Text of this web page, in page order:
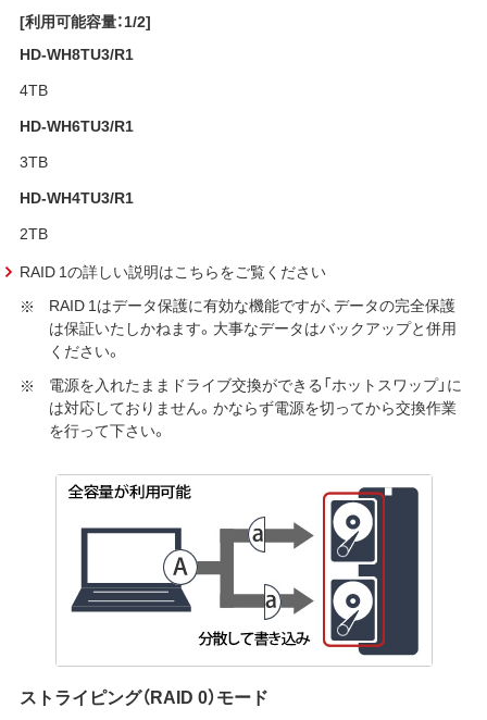
[利用可能容量：1/2]
HD-WH8TU3/R1
4TB
HD-WH6TU3/R1
3TB
HD-WH4TU3/R1
2TB
RAID 1の詳しい説明はこちらをご覧ください
RAID 1はデータ保護に有効な機能ですが、データの完全保護
は保証いたしかねます。大事なデータはバックアップと併用
ください。
電源を入れたままドライブ交換ができる「ホットスワップ」に
は対応しておりません。かならず電源を切ってから交換作業
を行って下さい。
ストライピング（RAID 0）モード